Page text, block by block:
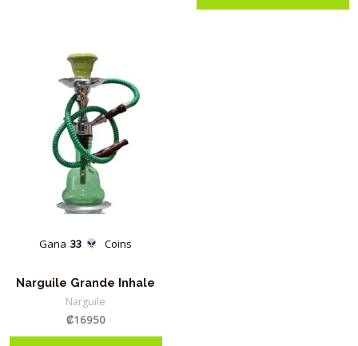
Gana 33 Coins
Narguile Grande Inhale
Narguile
₡16950